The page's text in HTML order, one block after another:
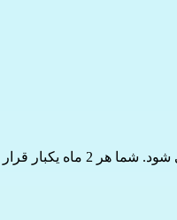
است و با امضای قراردادی